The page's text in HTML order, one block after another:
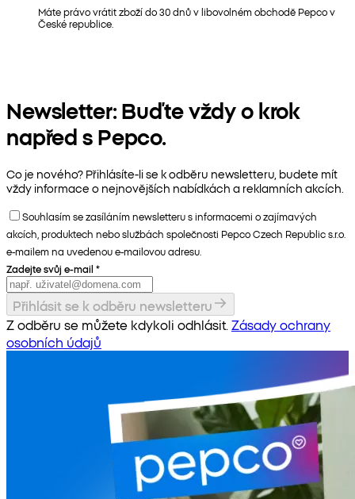
Máte právo vrátit zboží do 30 dnů v libovolném obchodě Pepco v
České republice.
Newsletter: Buďte vždy o krok
napřed s Pepco.
Co je nového? Přihlásíte-li se k odběru newsletteru, budete mít
vždy informace o nejnovějších nabídkách a reklamních akcích.
Souhlasím se zasíláním newsletteru s informacemi o zajímavých
akcích, produktech nebo službách společnosti Pepco Czech Republic s.r.o.
e-mailem na uvedenou e-mailovou adresu.
Zadejte svůj e-mail *
Přihlásit se k odběru newsletteru
Z odběru se můžete kdykoli odhlásit. Zásady ochrany
osobních údajů